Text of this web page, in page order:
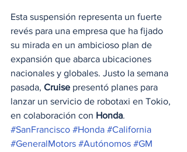
Esta suspensión representa un fuerte
revés para una empresa que ha fijado
su mirada en un ambicioso plan de
expansión que abarca ubicaciones
nacionales y globales. Justo la semana
pasada, Cruise presentó planes para
lanzar un servicio de robotaxi en Tokio,
en colaboración con Honda.
#SanFrancisco #Honda #California
#GeneralMotors #Autónomos #GM